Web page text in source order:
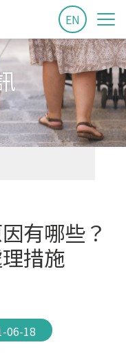
EN
有哪些？
措施
06-18